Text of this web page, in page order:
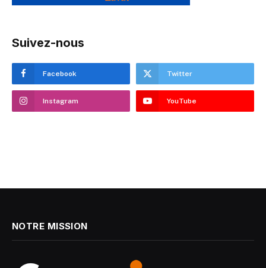
Suivez-nous
Facebook Twitter
Instagram YouTube
NOTRE MISSION